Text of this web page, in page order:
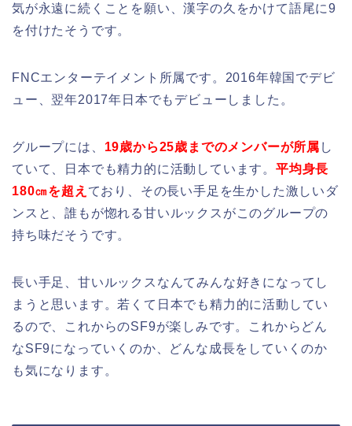
気が永遠に続くことを願い、漢字の久をかけて語尾に9
を付けたそうです。
FNCエンターテイメント所属です。2016年韓国でデビ
ュー、翌年2017年日本でもデビューしました。
グループには、 19歳から25歳までのメンバーが所属 し
ていて、日本でも精力的に活動しています。 平均身長
180㎝を超え ており、その長い手足を生かした激しいダ
ンスと、誰もが惚れる甘いルックスがこのグループの
持ち味だそうです。
長い手足、甘いルックスなんてみんな好きになってし
まうと思います。若くて日本でも精力的に活動してい
るので、これからのSF9が楽しみです。これからどん
なSF9になっていくのか、どんな成長をしていくのか
も気になります。